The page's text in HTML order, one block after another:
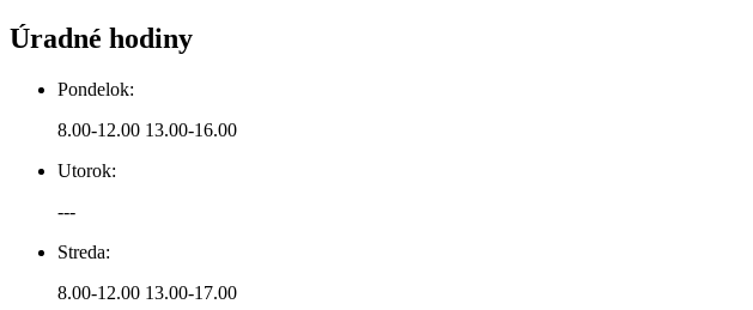
Úradné hodiny
Pondelok:
8.00-12.00 13.00-16.00
Utorok:
---
Streda:
8.00-12.00 13.00-17.00